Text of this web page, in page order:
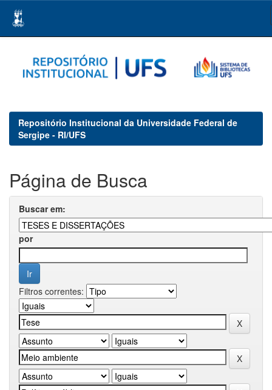
navigation
Repositório Institucional da Universidade Federal de
Sergipe - RI/UFS
Página de Busca
Buscar em:
por
Filtros correntes: